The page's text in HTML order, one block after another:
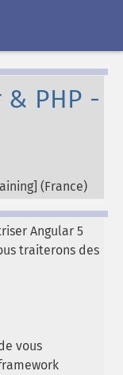
PHP -
(France)
Angular 5
traiterons des
vous